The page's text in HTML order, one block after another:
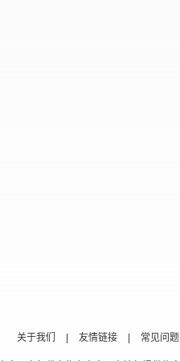
关于我们 友情链接 常见问题